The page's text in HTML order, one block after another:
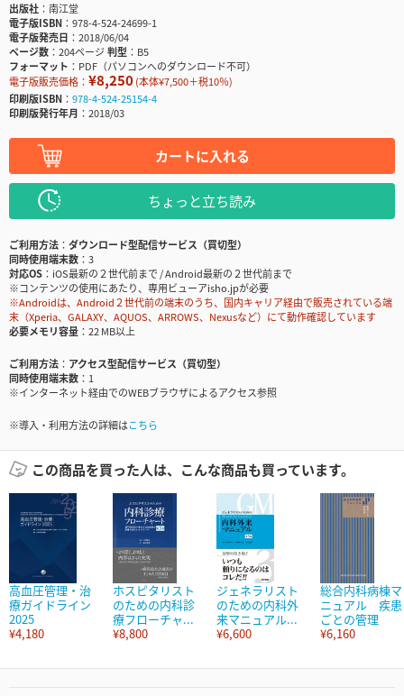
出版社
南江堂
電子版ISBN
978-4-524-24699-1
電子版発売日
2018/06/04
ページ数
204ページ判型
B5
フォーマット
PDF（パソコンへのダウンロード不可）
電子版販売価格： ¥8,250(本体¥7,500＋税10％)
印刷版ISBN
978-4-524-25154-4
印刷版発行年月
2018/03
カートに入れる
ちょっと立ち読み
ご利用方法
ダウンロード型配信サービス（買切型）
同時使用端末数
3
対応OS
iOS最新の２世代前まで / Android最新の２世代前まで
※コンテンツの使用にあたり、専用ビューアisho.jpが必要
※Androidは、Android２世代前の端末のうち、国内キャリア経由で販売されている端
末（Xperia、GALAXY、AQUOS、ARROWS、Nexusなど）にて動作確認しています
必要メモリ容量
22 MB以上
ご利用方法
アクセス型配信サービス（買切型）
同時使用端末数
1
※インターネット経由でのWEBブラウザによるアクセス参照
※導入・利用方法の詳細はこちら
この商品を買った人は、こんな商品も買っています。
高血圧管理・治
療ガイドライン
2025
¥4,180
ホスピタリスト
のための内科診
療フローチャ...
¥8,800
ジェネラリスト
のための内科外
来マニュアル...
¥6,600
総合内科病棟マ
ニュアル 疾患
ごとの管理
¥6,160